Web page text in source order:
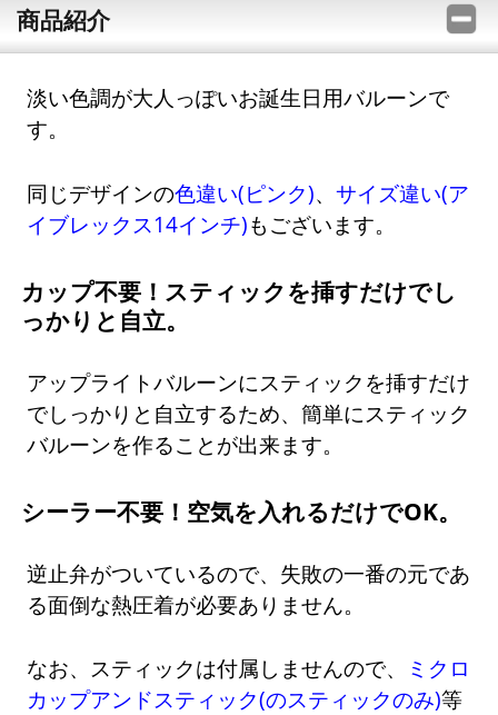
商品紹介
淡い色調が大人っぽいお誕生日用バルーンで
す。
同じデザインの色違い(ピンク)、サイズ違い(ア
イブレックス14インチ)もございます。
カップ不要！スティックを挿すだけでし
っかりと自立。
アップライトバルーンにスティックを挿すだけ
でしっかりと自立するため、簡単にスティック
バルーンを作ることが出来ます。
シーラー不要！空気を入れるだけでOK。
逆止弁がついているので、失敗の一番の元であ
る面倒な熱圧着が必要ありません。
なお、スティックは付属しませんので、
ミクロ
カップアンドスティック(のスティックのみ)等